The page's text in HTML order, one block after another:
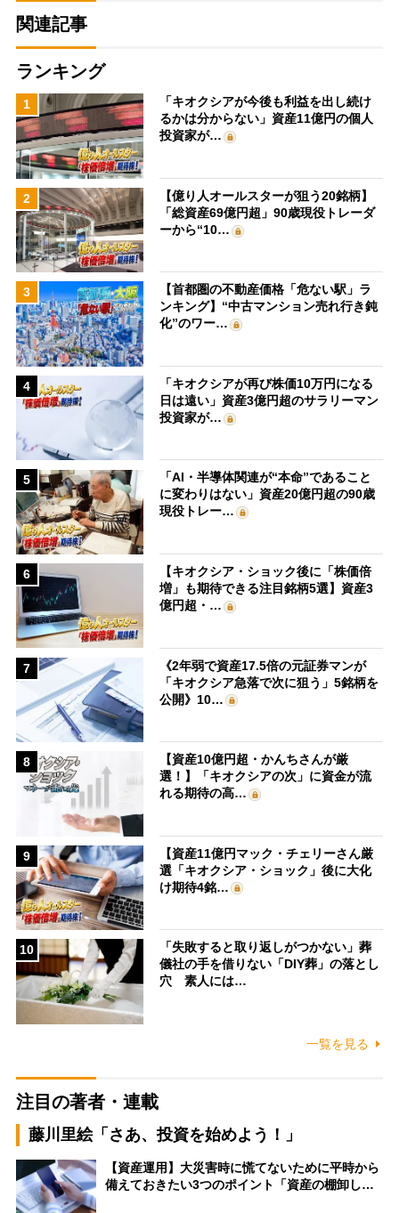
関連記事
ランキング
1
「キオクシアが今後も利益を出し続け
るかは分からない」資産11億円の個人
投資家が…
2
【億り人オールスターが狙う20銘柄】
「総資産69億円超」90歳現役トレーダ
ーから“10…
3
【首都圏の不動産価格「危ない駅」ラ
ンキング】“中古マンション売れ行き鈍
化”のワー…
4
「キオクシアが再び株価10万円になる
日は遠い」資産3億円超のサラリーマン
投資家が…
5
「AI・半導体関連が“本命”であること
に変わりはない」資産20億円超の90歳
現役トレー…
6
【キオクシア・ショック後に「株価倍
増」も期待できる注目銘柄5選】資産3
億円超・…
7
《2年弱で資産17.5倍の元証券マンが
「キオクシア急落で次に狙う」5銘柄を
公開》10…
8
【資産10億円超・かんちさんが厳
選！】「キオクシアの次」に資金が流
れる期待の高…
9
【資産11億円マック・チェリーさん厳
選「キオクシア・ショック」後に大化
け期待4銘…
10
「失敗すると取り返しがつかない」葬
儀社の手を借りない「DIY葬」の落とし
穴 素人には…
一覧を見る
注目の著者・連載
藤川里絵「さあ、投資を始めよう！」
【資産運用】大災害時に慌てないために平時から
備えておきたい3つのポイント「資産の棚卸し…